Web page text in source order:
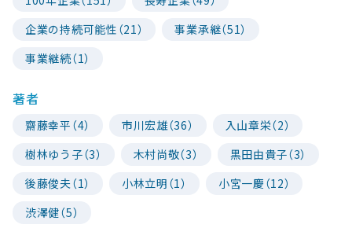
企業の持続可能性（21）
事業承継（51）
事業継続（1）
著者
齋藤幸平（4） 市川宏雄（36）
入山章栄（2）
樹林ゆう子（3）
木村尚敬（3）
黒田由貴子（3）
後藤俊夫（1）
小林立明（1）
小宮一慶（12）
渋澤健（5）